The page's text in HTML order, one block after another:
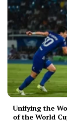
Unifying the
of the World